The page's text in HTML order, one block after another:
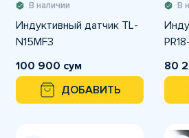
В наличии
Индуктивный датчик TL-
N15MF3
100 900 сум
ДОБАВИТЬ
В
80